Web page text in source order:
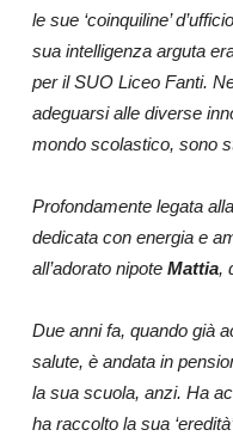
le sue ‘coinquiline’
sua intelligenza arguta
per il SUO Liceo Fanti.
adeguarsi alle diverse
mondo scolastico, sono
Profondamente legata
dedicata con energia e
all’adorato nipote Mattia,
Due anni fa, quando già
salute, è andata in
la sua scuola, anzi. Ha
ha raccolto la sua